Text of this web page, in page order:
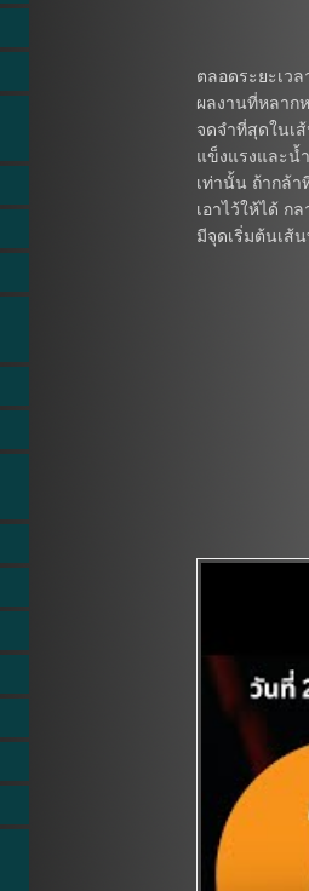
ตลอดระยะเว
ผลงานที่หลาก
จดจำที่สุดในเ
แข็งแรงและน้
เท่านั้น ถ้ากล้
เอาไว้ให้ได้
มีจุดเริ่มต้นเส้